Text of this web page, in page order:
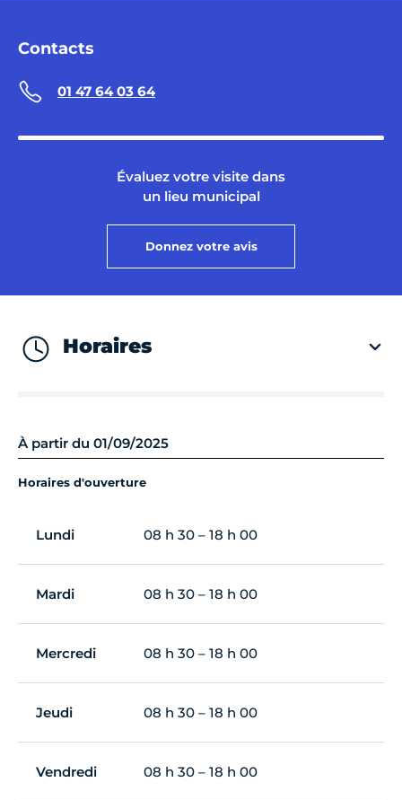
Contacts
01 47 64 03 64
Évaluez votre visite dans
un lieu municipal
Donnez votre avis
Horaires
À partir du 01/09/2025
Horaires d'ouverture
Lundi 08 h 30 – 18 h 00
Mardi 08 h 30 – 18 h 00
Mercredi 08 h 30 – 18 h 00
Jeudi 08 h 30 – 18 h 00
Vendredi 08 h 30 – 18 h 00